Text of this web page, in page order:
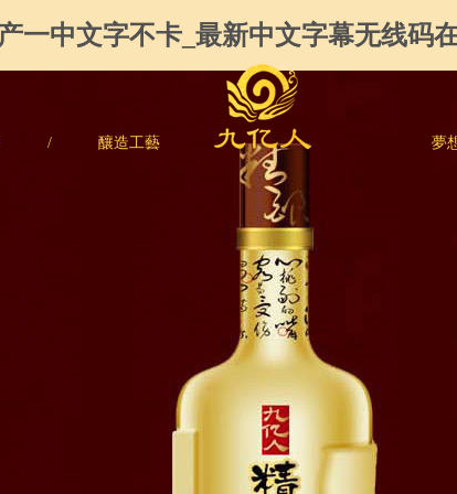
一中文字不卡_最新中文字幕无线码
/ 釀造工藝 夢